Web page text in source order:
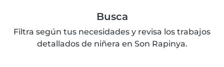
Busca
Filtra según tus necesidades y revisa los trabajos
detallados de niñera en Son Rapinya.